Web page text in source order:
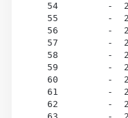
54         -
55         -
56         -
57         -
58         -
59         -
60         -
61         -
62         -